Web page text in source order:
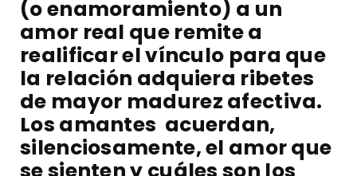
(o enamoramiento) a un
amor real que remite a
realificar el vínculo para que
la relación adquiera ribetes
de mayor madurez afectiva.
Los amantes acuerdan,
silenciosamente, el amor que